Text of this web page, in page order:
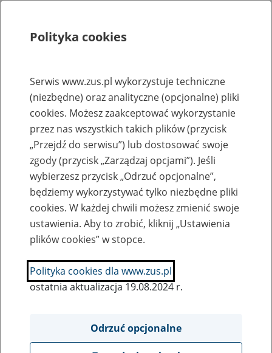
Rejestry, ewidencje i archiwa
Baza zlikwidowanych lub
przekształconych zakładów pracy
Nazwa zakładu pracy:
SZUKAJ
Polityka cookies
Serwis www.zus.pl wykorzystuje techniczne
(niezbędne) oraz analityczne (opcjonalne) pliki
cookies. Możesz zaakceptować wykorzystanie
przez nas wszystkich takich plików (przycisk
„Przejdź do serwisu”) lub dostosować swoje
zgody (przycisk „Zarządzaj opcjami”). Jeśli
wybierzesz przycisk „Odrzuć opcjonalne”,
będziemy wykorzystywać tylko niezbędne pliki
cookies. W każdej chwili możesz zmienić swoje
ustawienia. Aby to zrobić, kliknij „Ustawienia
plików cookies” w stopce.
Polityka cookies dla www.zus.pl
ostatnia aktualizacja 19.08.2024 r.
Odrzuć opcjonalne